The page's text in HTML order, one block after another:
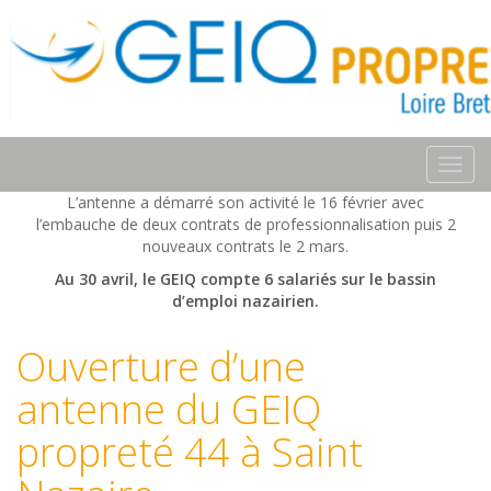
L’antenne a démarré son activité le 16 février avec
l’embauche de deux contrats de professionnalisation puis 2
nouveaux contrats le 2 mars.
Au 30 avril, le GEIQ compte 6 salariés sur le bassin
d’emploi nazairien.
Ouverture d’une
antenne du GEIQ
propreté 44 à Saint